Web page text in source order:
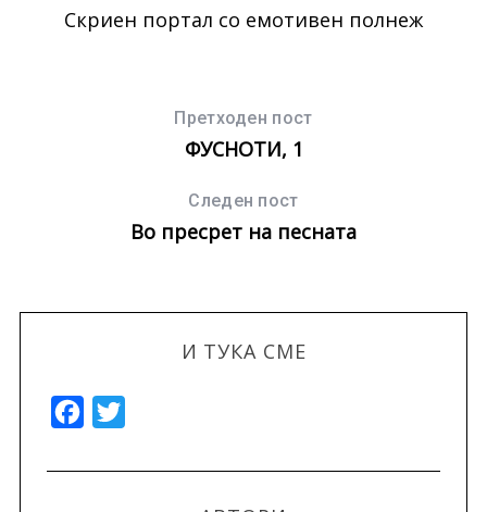
Скриен портал со емотивен полнеж
Претходен пост
ФУСНОТИ, 1
Следен пост
Во пресрет на песната
И ТУКА СМЕ
c
i